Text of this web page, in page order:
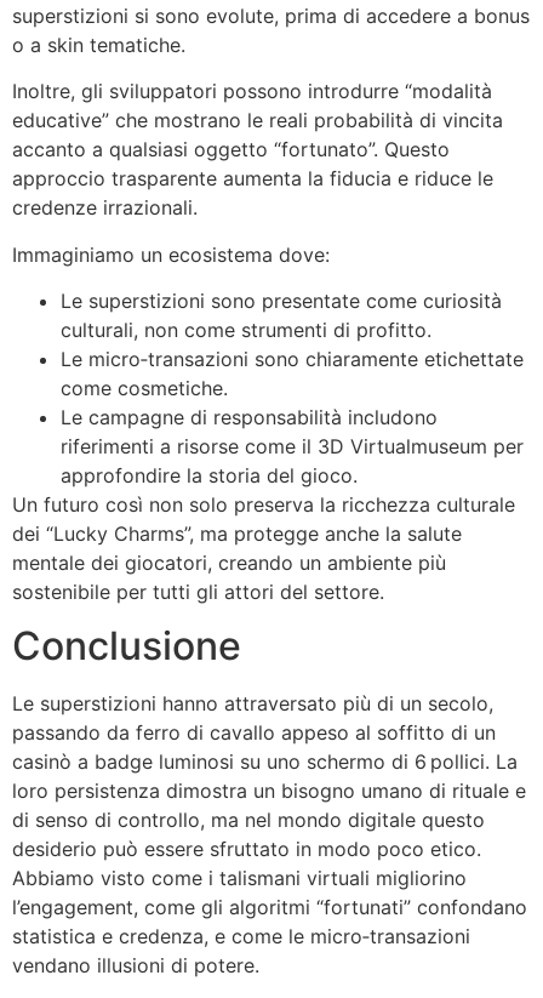
superstizioni si sono evolute, prima di accedere a bonus
o a skin tematiche.
Inoltre, gli sviluppatori possono introdurre “modalità
educative” che mostrano le reali probabilità di vincita
accanto a qualsiasi oggetto “fortunato”. Questo
approccio trasparente aumenta la fiducia e riduce le
credenze irrazionali.
Immaginiamo un ecosistema dove:
Le superstizioni sono presentate come curiosità
culturali, non come strumenti di profitto.
Le micro‑transazioni sono chiaramente etichettate
come cosmetiche.
Le campagne di responsabilità includono
riferimenti a risorse come il 3D Virtualmuseum per
approfondire la storia del gioco.
Un futuro così non solo preserva la ricchezza culturale
dei “Lucky Charms”, ma protegge anche la salute
mentale dei giocatori, creando un ambiente più
sostenibile per tutti gli attori del settore.
Conclusione
Le superstizioni hanno attraversato più di un secolo,
passando da ferro di cavallo appeso al soffitto di un
casinò a badge luminosi su uno schermo di 6 pollici. La
loro persistenza dimostra un bisogno umano di rituale e
di senso di controllo, ma nel mondo digitale questo
desiderio può essere sfruttato in modo poco etico.
Abbiamo visto come i talismani virtuali migliorino
l’engagement, come gli algoritmi “fortunati” confondano
statistica e credenza, e come le micro‑transazioni
vendano illusioni di potere.